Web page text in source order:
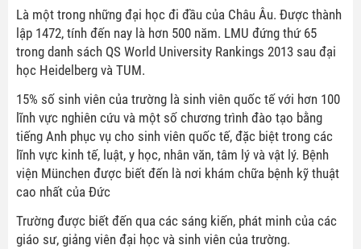
Là một trong những đại học đi đầu của Châu Âu. Được thành
lập 1472, tính đến nay là hơn 500 năm. LMU đứng thứ 65
trong danh sách QS World University Rankings 2013 sau đại
học Heidelberg và TUM.
15% số sinh viên của trường là sinh viên quốc tế với hơn 100
lĩnh vực nghiên cứu và một số chương trình đào tạo bằng
tiếng Anh phục vụ cho sinh viên quốc tế, đặc biệt trong các
lĩnh vực kinh tế, luật, y học, nhân văn, tâm lý và vật lý. Bệnh
viện München được biết đến là nơi khám chữa bệnh kỹ thuật
cao nhất của Đức
Trường được biết đến qua các sáng kiến, phát minh của các
giáo sư, giảng viên đại học và sinh viên của trường.